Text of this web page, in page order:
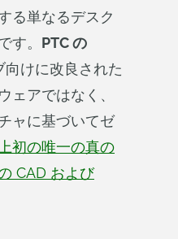
る単なるデスク
す。 PTC の
向けに改良された
ェアではなく、
ャに基づいてゼ
初の唯一の真の
CAD および